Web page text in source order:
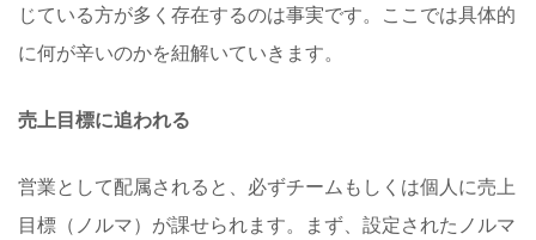
じている方が多く存在するのは事実です。ここでは具体的
に何が辛いのかを紐解いていきます。
売上目標に追われる
営業として配属されると、必ずチームもしくは個人に売上
目標（ノルマ）が課せられます。まず、設定されたノルマ